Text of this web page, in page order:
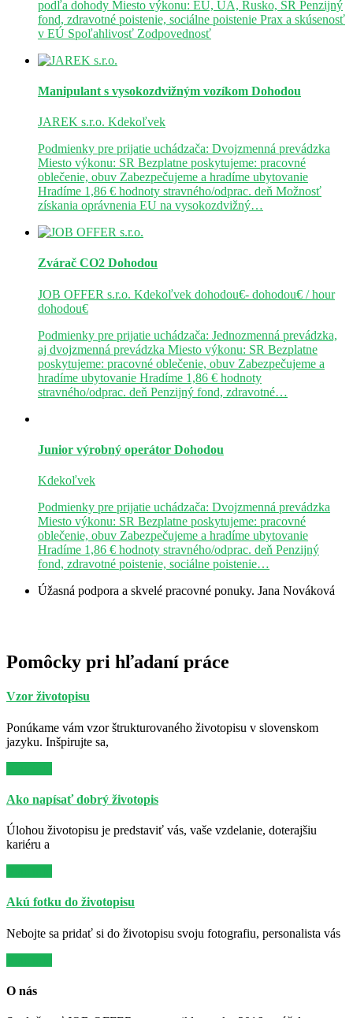
podľa dohody Miesto výkonu: EÚ, UA, Rusko, SR Penzijný
fond, zdravotné poistenie, sociálne poistenie Prax a skúsenosť
v EÚ Spoľahlivosť Zodpovednosť
Manipulant s vysokozdvižným vozíkom Dohodou
JAREK s.r.o. Kdekoľvek
Podmienky pre prijatie uchádzača: Dvojzmenná prevádzka
Miesto výkonu: SR Bezplatne poskytujeme: pracovné
oblečenie, obuv Zabezpečujeme a hradíme ubytovanie
Hradíme 1,86 € hodnoty stravného/odprac. deň Možnosť
získania oprávnenia EU na vysokozdvižný…
Zvárač CO2 Dohodou
JOB OFFER s.r.o. Kdekoľvek dohodou€- dohodou€ / hour
dohodou€
Podmienky pre prijatie uchádzača: Jednozmenná prevádzka,
aj dvojzmenná prevádzka Miesto výkonu: SR Bezplatne
poskytujeme: pracovné oblečenie, obuv Zabezpečujeme a
hradíme ubytovanie Hradíme 1,86 € hodnoty
stravného/odprac. deň Penzijný fond, zdravotné…
Junior výrobný operátor Dohodou
Kdekoľvek
Podmienky pre prijatie uchádzača: Dvojzmenná prevádzka
Miesto výkonu: SR Bezplatne poskytujeme: pracovné
oblečenie, obuv Zabezpečujeme a hradíme ubytovanie
Hradíme 1,86 € hodnoty stravného/odprac. deň Penzijný
fond, zdravotné poistenie, sociálne poistenie…
Úžasná podpora a skvelé pracovné ponuky. Jana Nováková
Pomôcky pri hľadaní práce
Vzor životopisu
Ponúkame vám vzor štrukturovaného životopisu v slovenskom
jazyku. Inšpirujte sa,
Ako napísať dobrý životopis
Úlohou životopisu je predstaviť vás, vaše vzdelanie, doterajšiu
kariéru a
Akú fotku do životopisu
Nebojte sa pridať si do životopisu svoju fotografiu, personalista vás
O nás